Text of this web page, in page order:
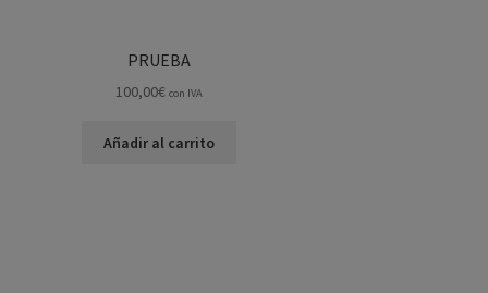
PRUEBA
100,00€ con IVA
Añadir al carrito